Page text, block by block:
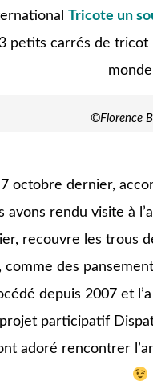
Tricote un
petits carrés de
©Florence
octobre dernier,
avons rendu visite à
recouvre les trous
comme des
depuis 2007 et
projet participatif
adoré rencontrer